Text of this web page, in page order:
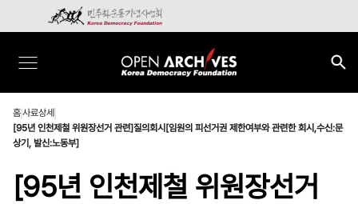
홈사료상세
[95년 인천제철 위원장선거 관련]질의회시[임원의 피선거권 제한여부와 관련한 회시,수신:문
상기, 발신:노동부]
[95년 인천제철 위원장선거